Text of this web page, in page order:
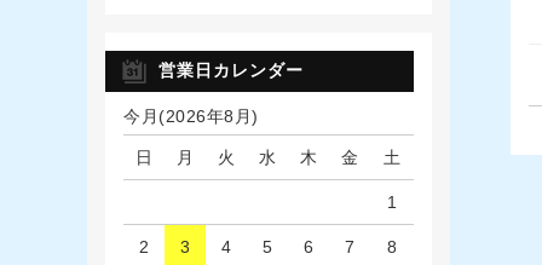
営業日カレンダー
今月(2026年8月)
日 月 火 水 木 金 土
1
2 3 4 5 6 7 8